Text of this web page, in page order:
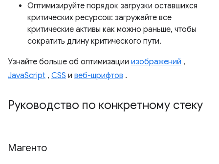
Оптимизируйте порядок загрузки оставшихся
критических ресурсов: загружайте все
критические активы как можно раньше, чтобы
сократить длину критического пути.
Узнайте больше об оптимизации изображений ,
JavaScript , CSS и веб-шрифтов .
Руководство по конкретному стеку
Магенто